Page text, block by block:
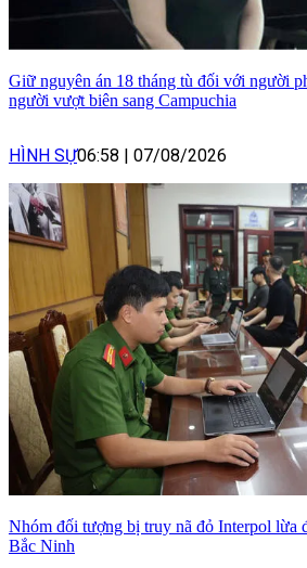
Giữ nguyên án 18 tháng tù đối với người
người vượt biên sang Campuchia
HÌNH SỰ06:58 07/08/2026
Nhóm đối tượng bị truy nã đỏ Interpol lừa
Bắc Ninh